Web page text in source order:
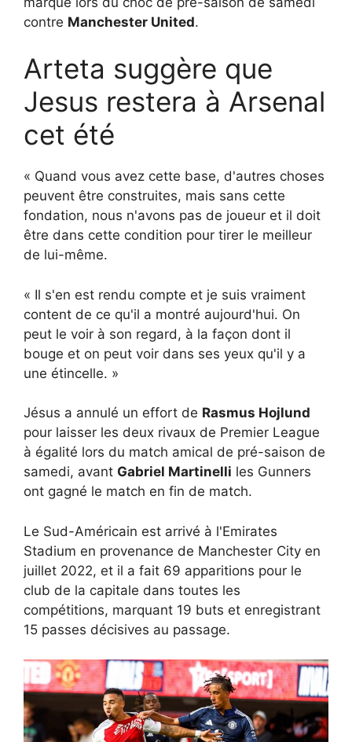
contre Manchester United.
Arteta suggère que
Jesus restera à Arsenal
cet été
« Quand vous avez cette base, d'autres choses
peuvent être construites, mais sans cette
fondation, nous n'avons pas de joueur et il doit
être dans cette condition pour tirer le meilleur
de lui-même.
« Il s'en est rendu compte et je suis vraiment
content de ce qu'il a montré aujourd'hui. On
peut le voir à son regard, à la façon dont il
bouge et on peut voir dans ses yeux qu'il y a
une étincelle. »
Jésus a annulé un effort de Rasmus Hojlund
pour laisser les deux rivaux de Premier League
à égalité lors du match amical de pré-saison de
samedi, avant Gabriel Martinelli les Gunners
ont gagné le match en fin de match.
Le Sud-Américain est arrivé à l'Emirates
Stadium en provenance de Manchester City en
juillet 2022, et il a fait 69 apparitions pour le
club de la capitale dans toutes les
compétitions, marquant 19 buts et enregistrant
15 passes décisives au passage.